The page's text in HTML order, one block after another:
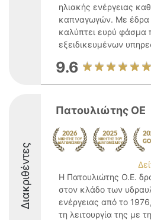
ηλιακής ενέργειας
καπναγωγών. Με έδρα
καλύπτει ευρύ φάσμα
εξειδικευμένων
9.6
Διακριθέντες
Πατουλιώτης ΟΕ
Η Πατουλιώτης Ο.Ε.
στον κλάδο των
ενέργειας από το
τη λειτουργία της με